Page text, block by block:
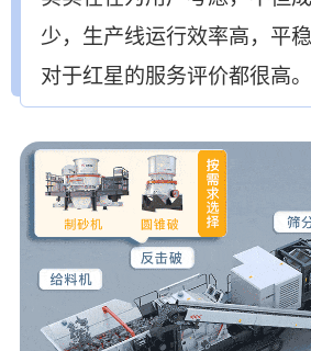
少，生产线运行效率高，平
对于红星的服务评价都很高。